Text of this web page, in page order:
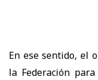
En ese sentido, el
la Federación